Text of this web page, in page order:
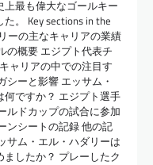
最も偉大なゴールキー
。 Key sections in the
ーの主なキャリアの業績
の概要 エジプト代表チ
ャリアの中での注目す
ーと影響 エッサム・
ですか？ エジプト選手
ルドカップの試合に参加
ンシートの記録 他の記
サム・エル・ハダリーは
したか？ プレーしたク